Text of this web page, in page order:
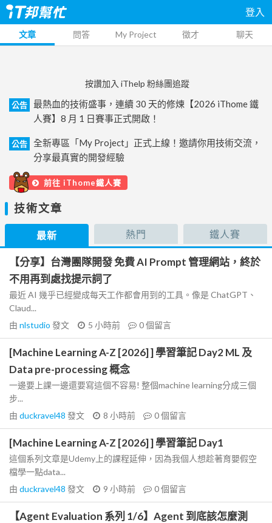
登入
文章 問答 My Project 徵才 聊天
按讚加入 iThelp 粉絲團追蹤
公告
最熱血的技術盛事，連續 30 天的修煉【2026 iThome 鐵
人賽】8 月 1 日賽事正式開啟！
公告
全新專區「My Project」正式上線！邀請你用技術交流，
分享最真實的開發經驗
前往 iThome鐵人賽
技術文章
最新 熱門 鐵人賽
【分享】台灣團隊開發 免費 AI Prompt 管理網站，終於
不用再到處找提示詞了
最近 AI 幾乎已經變成每天工作都會用到的工具。像是 ChatGPT、
Claud...
由 nlstudio 發文 5 小時前 0個留言
[Machine Learning A-Z [2026] ] 學習筆記 Day2 ML 及
Data pre-processing 概念
一邊要上課一邊還要寫這個不容易! 整個machine learning分成三個
步...
由 duckravel48 發文 8 小時前 0個留言
[Machine Learning A-Z [2026] ] 學習筆記 Day1
這個系列文章是Udemy上的課程延伸，因為我個人想趁著育嬰假空
檔學一點data...
由 duckravel48 發文 9 小時前 0個留言
【Agent Evaluation 系列 1/6】Agent 到底該怎麼測